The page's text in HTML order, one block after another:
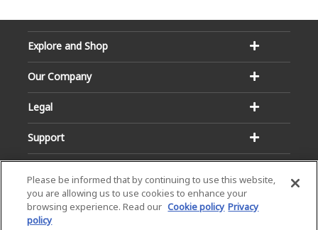
Explore and Shop
Our Company
Legal
Support
Please be informed that by continuing to use this website,
you are allowing us to use cookies to enhance your
browsing experience. Read our Cookie policy Privacy
policy